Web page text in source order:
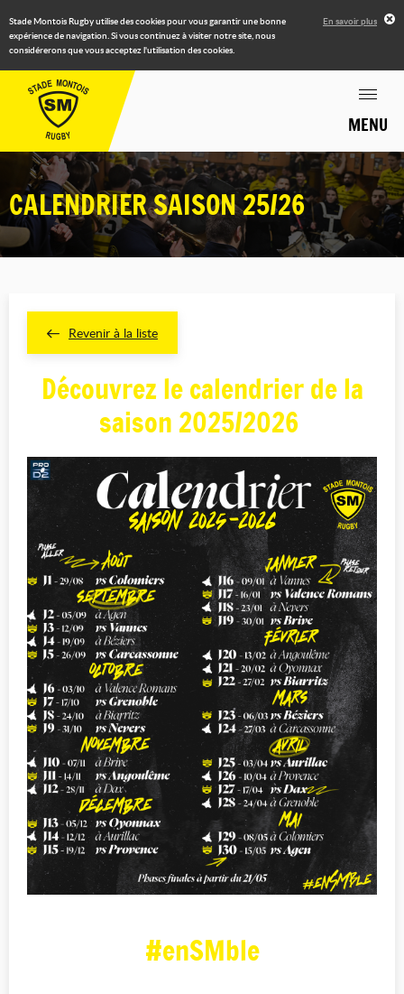
Stade Montois Rugby utilise des cookies pour vous garantir une bonne
expérience de navigation. Si vous continuez à visiter notre site, nous
considérerons que vous acceptez l'utilisation des cookies.
En savoir plus
MENU
CALENDRIER SAISON 25/26
Revenir à la liste
Découvrez le calendrier de la
saison 2025/2026
#enSMble